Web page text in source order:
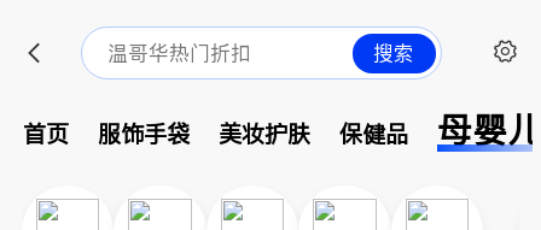
搜索
首页 服饰手袋 美妆护肤 保健品 母婴